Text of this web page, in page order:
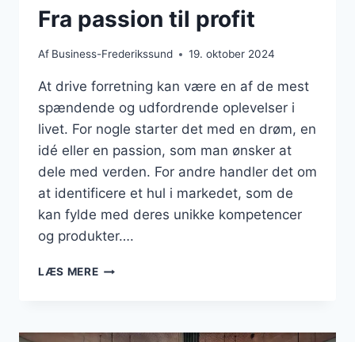
Fra passion til profit
Af Business-Frederikssund 19. oktober 2024
At drive forretning kan være en af de mest
spændende og udfordrende oplevelser i
livet. For nogle starter det med en drøm, en
idé eller en passion, som man ønsker at
dele med verden. For andre handler det om
at identificere et hul i markedet, som de
kan fylde med deres unikke kompetencer
og produkter….
LÆS MEREDET
FRA